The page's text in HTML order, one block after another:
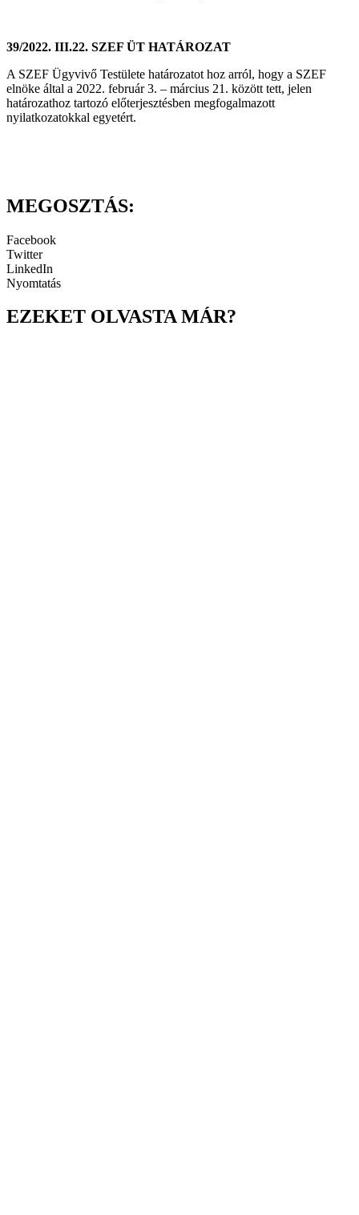
39/2022. III.22. SZEF ÜT HATÁROZAT
A SZEF Ügyvivő Testülete határozatot hoz arról, hogy a SZEF
elnöke által a 2022. február 3. – március 21. között tett, jelen
határozathoz tartozó előterjesztésben megfogalmazott
nyilatkozatokkal egyetért.
MEGOSZTÁS:
Facebook
Twitter
LinkedIn
Nyomtatás
EZEKET OLVASTA MÁR?